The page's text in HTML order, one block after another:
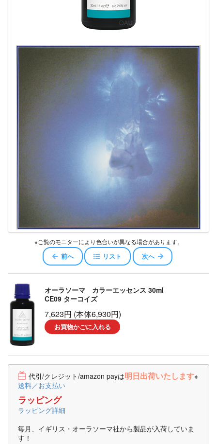
※ご覧のモニターにより色合いが異なる場合があります。
前へ リスト 次へ
オーラソーマ カラーエッセンス 30ml
CE09 ターコイズ
7,623円 (本体6,930円)
お買物かごに入れる
代引/クレジット/amazon payは明日出荷いたします※
送料／お支払い
ラッピング
ラッピング詳細
毎月、イギリス・オーラソーマ社から製品が入荷していま
す！